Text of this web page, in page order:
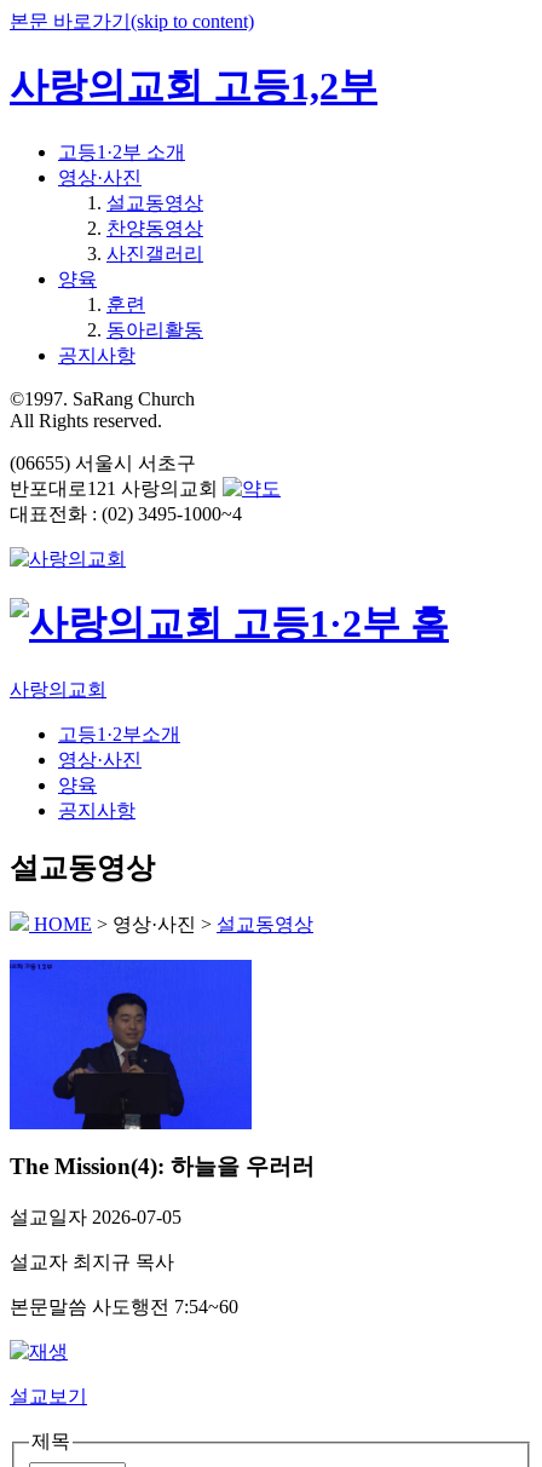
본문 바로가기(skip to content)
사랑의교회 고등1,2부
고등1·2부 소개
영상·사진
설교동영상
찬양동영상
사진갤러리
양육
훈련
동아리활동
공지사항
©1997. SaRang Church
All Rights reserved.
(06655) 서울시 서초구
반포대로121 사랑의교회
대표전화 : (02) 3495-1000~4
사랑의교회
고등1·2부소개
영상·사진
양육
공지사항
설교동영상
HOME > 영상·사진 > 설교동영상
The Mission(4): 하늘을 우러러
설교일자 2026-07-05
설교자 최지규 목사
본문말씀 사도행전 7:54~60
설교보기
제목